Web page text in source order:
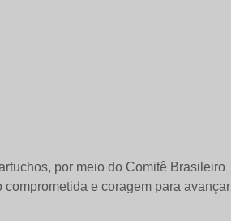
por meio do Comitê Brasileiro
e coragem para avançar